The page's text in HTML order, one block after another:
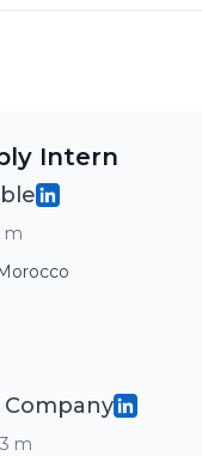
Intern
m
Company
3 m